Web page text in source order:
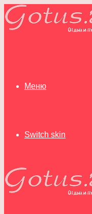
Меню
Switch skin